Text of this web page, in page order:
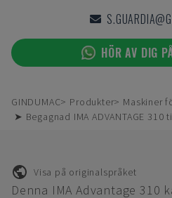
HÖR AV DIG
GINDUMAC Produkter
Maskiner
➤ Begagnad IMA ADVANTAGE
Visa på originalspråket
Denna IMA Advantage 310